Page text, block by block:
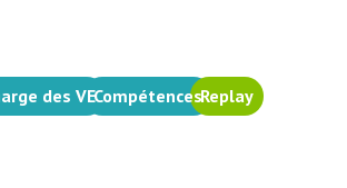
des VECompétencesReplay